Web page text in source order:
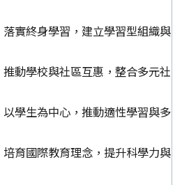
落實終身學習，建立學習型組織與
推動學校與社區互惠，整合多元社
以學生為中心，推動適性學習與多
培育國際教育理念，提升科學力與